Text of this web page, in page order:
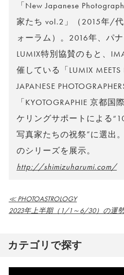
「New Japanese
家たち vol.2」（2015年/
ォーラム）。2016年、パ
LUMIX特別協賛のもと、
催している「LUMIX
JAPANESE
「KYOTOGRAPHIE 京都
ケリングサポートによる
写真家たちの祝祭”に選出
のシリーズを展示。
http://shimizuharumi.com/
≪ PHOTOASTROLOGY
2023年上半期（1/1～6/30）の運勢
カテゴリで探す